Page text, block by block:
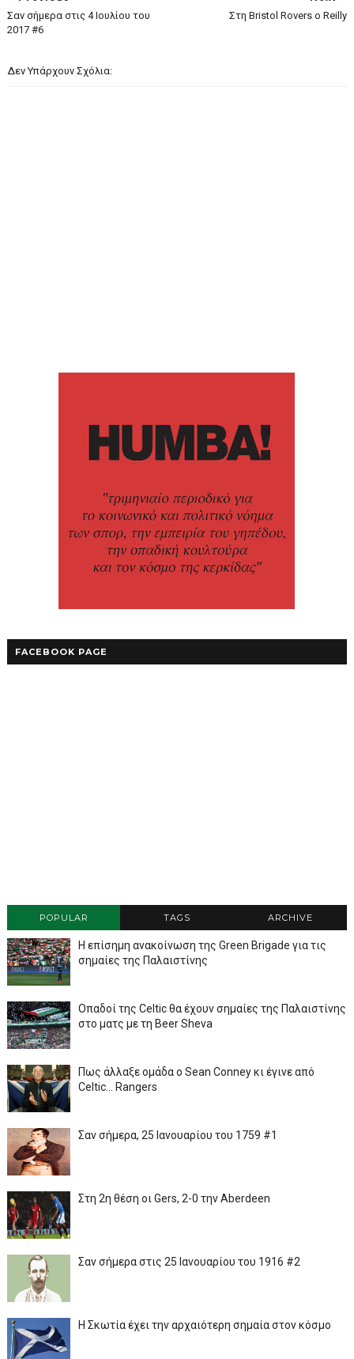
Στη Bristol Rovers ο Reilly
Σαν σήμερα στις 4 Ιουλίου του
2017 #6
Δεν Υπάρχουν Σχόλια:
FACEBOOK PAGE
POPULAR TAGS ARCHIVE
Η επίσημη ανακοίνωση της Green Brigade για τις
σημαίες της Παλαιστίνης
Οπαδοί της Celtic θα έχουν σημαίες της Παλαιστίνης
στο ματς με τη Beer Sheva
Πως άλλαξε ομάδα ο Sean Conney κι έγινε από
Celtic... Rangers
Σαν σήμερα, 25 Ιανουαρίου του 1759 #1
Στη 2η θέση οι Gers, 2-0 την Aberdeen
Σαν σήμερα στις 25 Ιανουαρίου του 1916 #2
Η Σκωτία έχει την αρχαιότερη σημαία στον κόσμο